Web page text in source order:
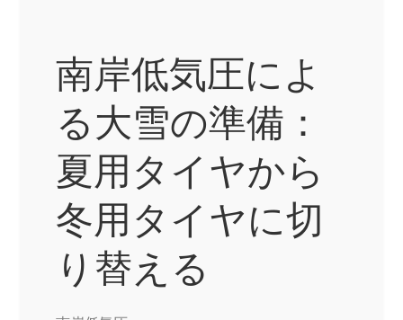
南岸低気圧によ
る大雪の準備：
夏用タイヤから
冬用タイヤに切
り替える